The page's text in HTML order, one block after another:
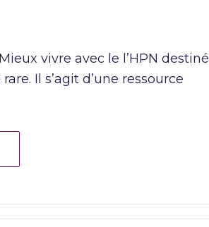
vivre avec le l’HPN destiné
Il s’agit d’une ressource